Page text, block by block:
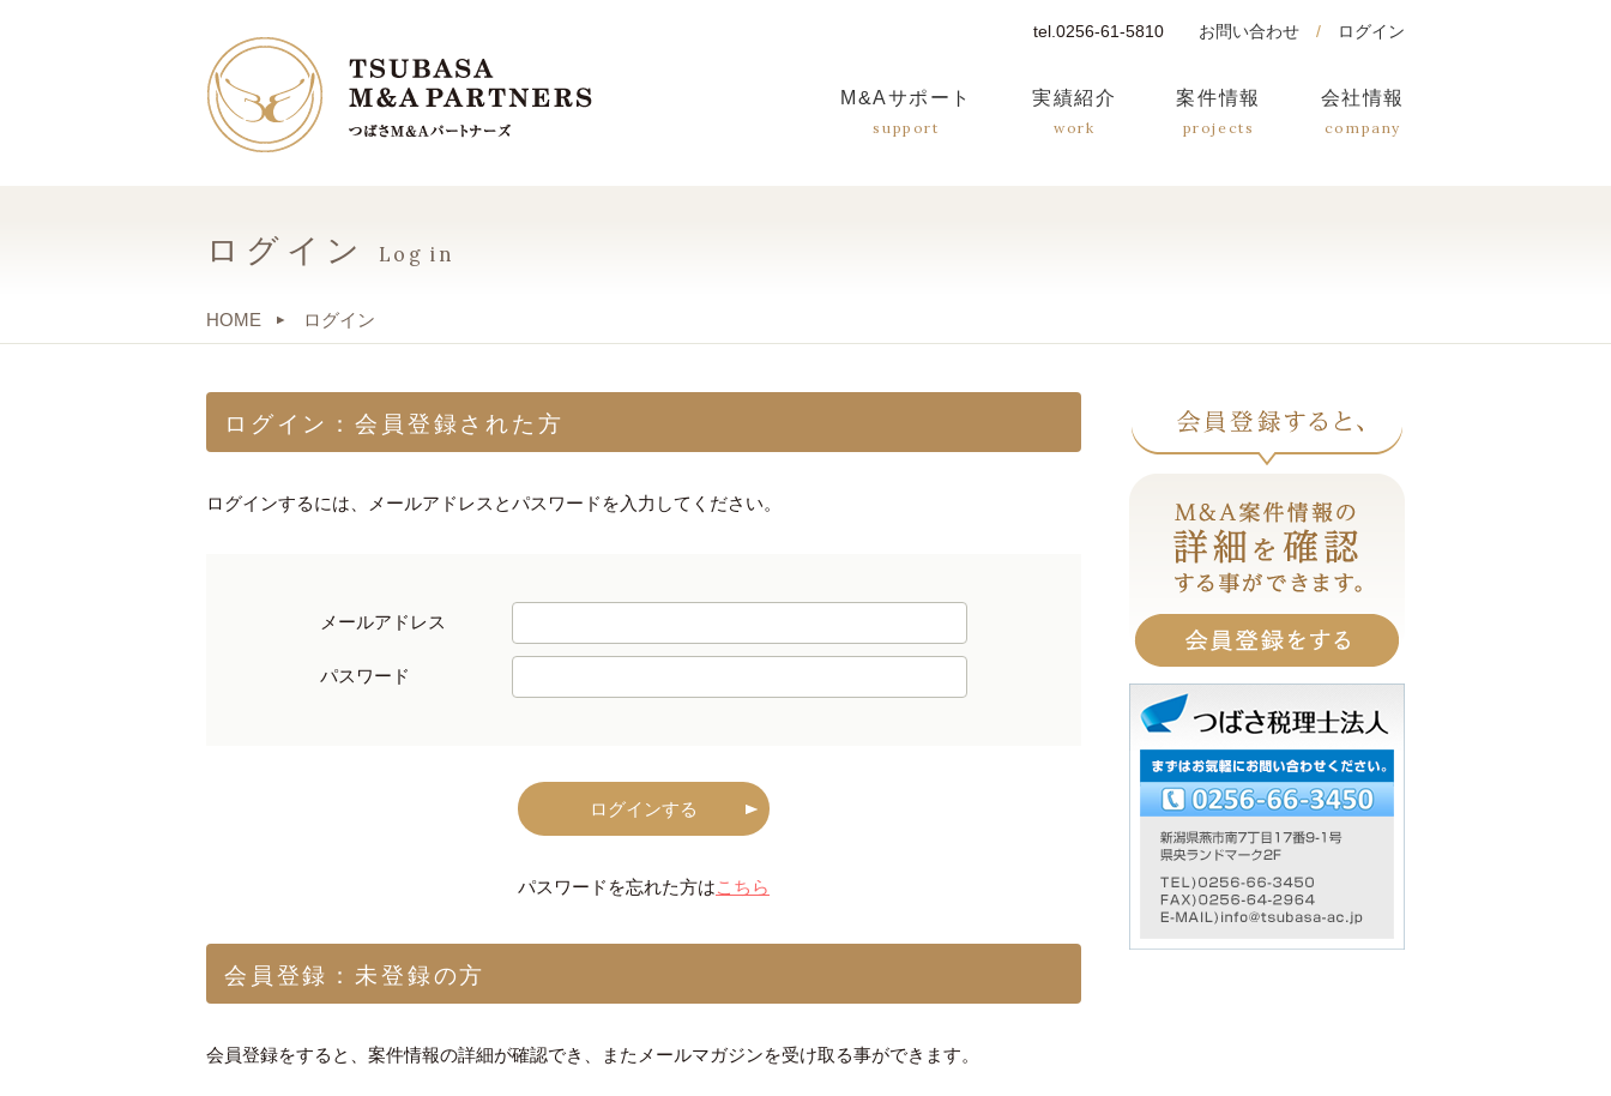
tel.0256-61-5810 お問い合わせ / ログイン
M&Aサポート
support
実績紹介
work
案件情報
projects
会社情報
company
ログイン Log in
HOME ログイン
ログイン：会員登録された方
ログインするには、メールアドレスとパスワードを入力してください。
メールアドレス
パスワード
ログインする
パスワードを忘れた方はこちら
会員登録：未登録の方
会員登録をすると、案件情報の詳細が確認でき、またメールマガジンを受け取る事ができます。